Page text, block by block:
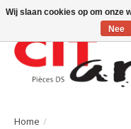
Home /
Wij slaan cookies op om onze
Nee